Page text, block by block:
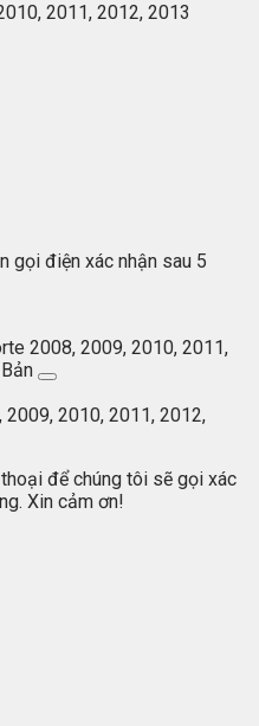
2011, 2012, 2013
gọi điện xác nhận sau 5
2008, 2009, 2010, 2011,
2010, 2011, 2012,
để chúng tôi sẽ gọi xác
Xin cảm ơn!